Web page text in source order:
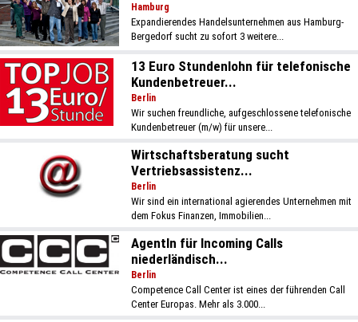
Hamburg
Expandierendes Handelsunternehmen aus Hamburg-
Bergedorf sucht zu sofort 3 weitere...
13 Euro Stundenlohn für telefonische
Kundenbetreuer...
Berlin
Wir suchen freundliche, aufgeschlossene telefonische
Kundenbetreuer (m/w) für unsere...
Wirtschaftsberatung sucht
Vertriebsassistenz...
Berlin
Wir sind ein international agierendes Unternehmen mit
dem Fokus Finanzen, Immobilien...
AgentIn für Incoming Calls
niederländisch...
Berlin
Competence Call Center ist eines der führenden Call
Center Europas. Mehr als 3.000...